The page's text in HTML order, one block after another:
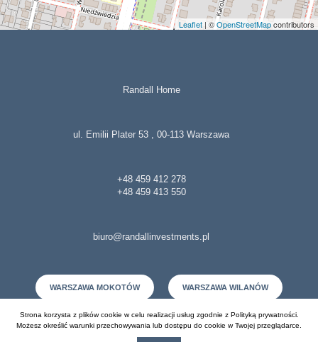
Leaflet | ©OpenStreetMapcontributors
Randall Home
ul. Emilii Plater 53 , 00-113 Warszawa
+48 459 412 278
+48 459 413 550
biuro@randallinvestments.pl
WARSZAWA MOKOTÓW WARSZAWA WILANÓW
SOCHACZEW
Strona korzysta z plików cookie w celu realizacji usług zgodnie z Polityką prywatności.
Możesz określić warunki przechowywania lub dostępu do cookie w Twojej przeglądarce.